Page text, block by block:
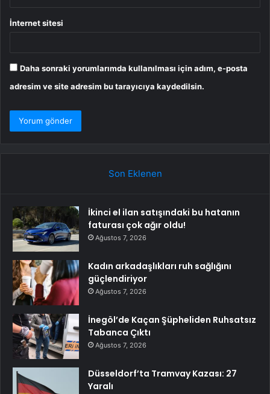
İnternet sitesi
Daha sonraki yorumlarımda kullanılması için adım, e-posta
adresim ve site adresim bu tarayıcıya kaydedilsin.
Son Eklenen
İkinci el ilan satışındaki bu hatanın
faturası çok ağır oldu!
Ağustos 7, 2026
Kadın arkadaşlıkları ruh sağlığını
güçlendiriyor
Ağustos 7, 2026
İnegöl’de Kaçan Şüpheliden Ruhsatsız
Tabanca Çıktı
Ağustos 7, 2026
Düsseldorf’ta Tramvay Kazası: 27
Yaralı